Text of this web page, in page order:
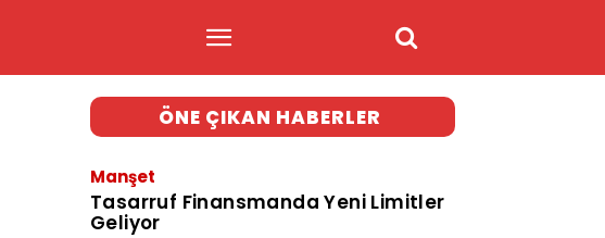
ÖNE ÇIKAN HABERLER
Manşet
Tasarruf Finansmanda Yeni Limitler
Geliyor